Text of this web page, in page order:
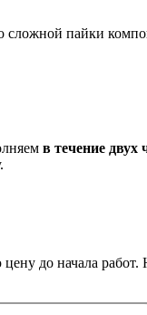
сложной пайки
в течение двух
до начала